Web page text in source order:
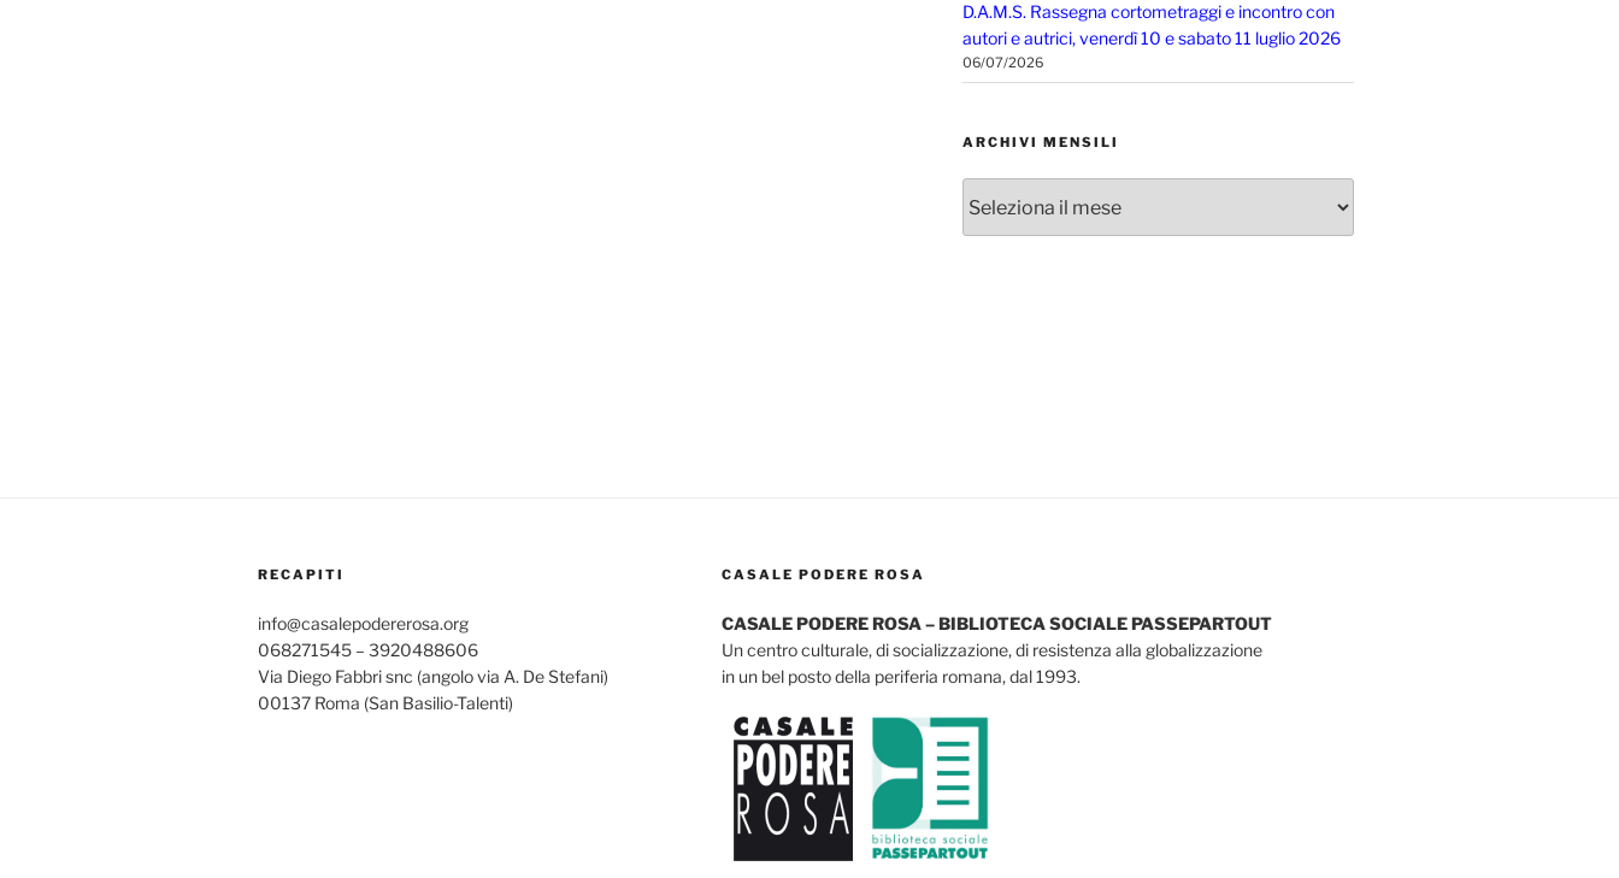
D.A.M.S. Rassegna cortometraggi e incontro con
autori e autrici, venerdì 10 e sabato 11 luglio 2026
06/07/2026
ARCHIVI MENSILI
mensili
RECAPITI
info@casalepodererosa.org
068271545 – 3920488606
Via Diego Fabbri snc (angolo via A. De Stefani)
00137 Roma (San Basilio-Talenti)
CASALE PODERE ROSA
CASALE PODERE ROSA – BIBLIOTECA SOCIALE PASSEPARTOUT
Un centro culturale, di socializzazione, di resistenza alla globalizzazione
in un bel posto della periferia romana, dal 1993.